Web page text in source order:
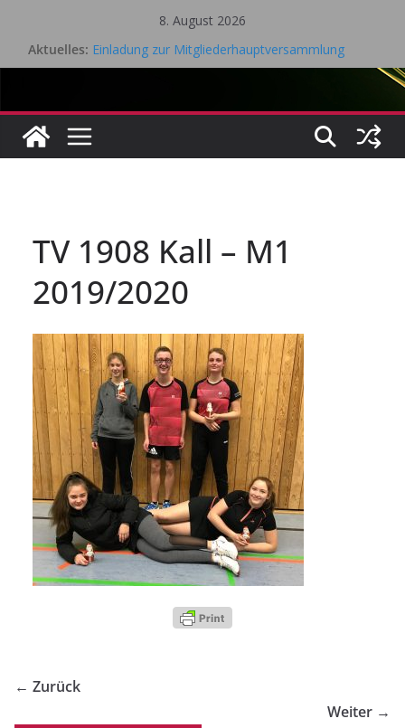
8. August 2026
Aktuelles: Einladung zur Mitgliederhauptversammlung
Eifel Cup – LK Turnier
Gesamtvorstandssitzung – 21. April 2026
TV 1908 Kall – M1
2019/2020
← Zurück
Weiter →